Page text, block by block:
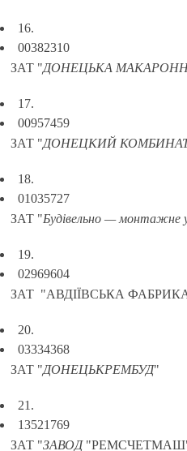
16.
00382310
ЗАТ "ДОНЕЦЬКА
17.
00957459
ЗАТ "ДОНЕЦКИЙ
18.
01035727
ЗАТ "Будівельно — монтажне
19.
02969604
ЗАТ "АВДІЇВСЬКА
20.
03334368
ЗАТ "ДОНЕЦЬКРЕМБУД"
21.
13521769
ЗАТ "ЗАВОД